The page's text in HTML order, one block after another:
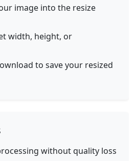
image into the resize
width, height, or
to save your resized
without quality loss